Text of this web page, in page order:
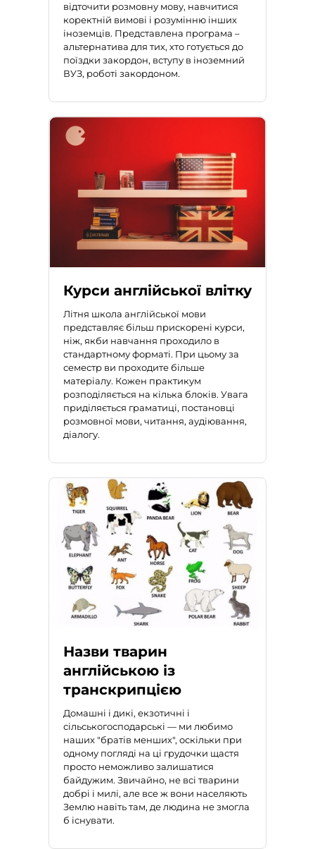
відточити розмовну мову, навчитися
коректній вимові і розумінню інших
іноземців. Представлена програма –
альтернатива для тих, хто готується до
поїздки закордон, вступу в іноземний
ВУЗ, роботі закордоном.
Курси англійської влітку
Літня школа англійської мови
представляє більш прискорені курси,
ніж, якби навчання проходило в
стандартному форматі. При цьому за
семестр ви проходите більше
матеріалу. Кожен практикум
розподіляється на кілька блоків. Увага
приділяється граматиці, постановці
розмовної мови, читання, аудіювання,
діалогу.
Назви тварин
англійською із
транскрипцією
Домашні і дикі, екзотичні і
сільськогосподарські — ми любимо
наших "братів менших", оскільки при
одному погляді на ці грудочки щастя
просто неможливо залишатися
байдужим. Звичайно, не всі тварини
добрі і милі, але все ж вони населяють
Землю навіть там, де людина не змогла
б існувати.